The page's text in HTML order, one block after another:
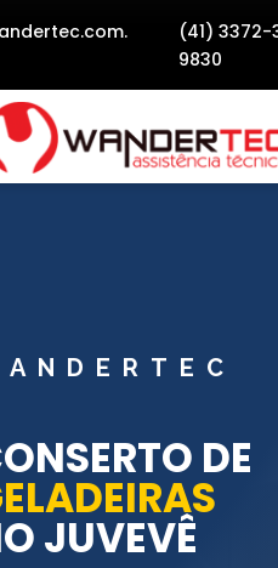
(41) 3372-
9830
DE
JUVEVÊ